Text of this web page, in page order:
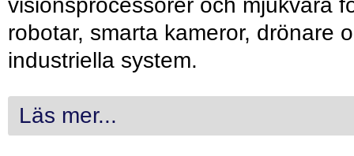
visionsprocessorer och mjukvara
robotar, smarta kameror, drönare
industriella system.
Läs mer...